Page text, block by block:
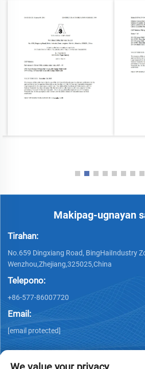
Makipag-ugnayan
Tirahan:
No.659 Dingxiang Road, BingHaiIndustry
Wenzhou,Zhejiang,325025,China
Telepono:
+86-577-86007720
Email:
[email protected]